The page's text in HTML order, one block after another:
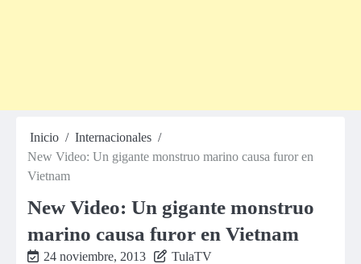
Inicio
Internacionales
New Video: Un gigante monstruo marino causa furor en
Vietnam
New Video: Un gigante monstruo
marino causa furor en Vietnam
24 noviembre, 2013 TulaTV